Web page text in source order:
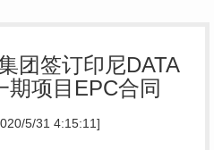
团签订印尼DATA
期项目EPC合同
5/31 4:15:11]